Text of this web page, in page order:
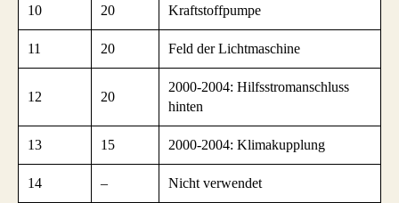
10 20 Kraftstoffpumpe
11 20 Feld der Lichtmaschine
12 20
2000-2004: Hilfsstromanschluss
hinten
13 15 2000-2004: Klimakupplung
14 – Nicht verwendet